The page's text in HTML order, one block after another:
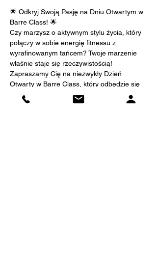
🌟 Odkryj Swoją Pasję na Dniu Otwartym w
Barre Class! 🌟
Czy marzysz o aktywnym stylu życia, który
połączy w sobie energię fitnessu z
wyrafinowanym tańcem? Twoje marzenie
właśnie staje się rzeczywistością!
Zapraszamy Cię na niezwykły Dzień
Otwarty w Barre Class, który odbędzie się
1. października o godzinie 15:00.
🏢 Gdzie?